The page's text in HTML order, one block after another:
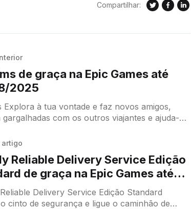
Compartilhar:
de graça na Epic Games até
2025
gargalhadas com os outros viajantes e ajuda-os
artigo
Reliable Delivery Service Edição
de graça na Epic Games até
2025Delivery Service Edição Standard
cinto de segurança e ligue o caminhão de